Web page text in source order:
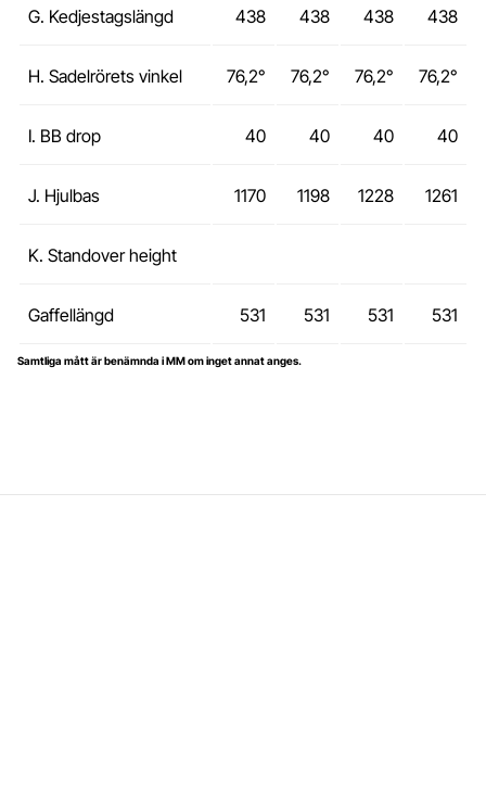
G. Kedjestagslängd 438 438 438 438
H. Sadelrörets vinkel 76,2° 76,2° 76,2° 76,2°
I. BB drop 40 40 40 40
J. Hjulbas 1170 1198 1228 1261
K. Standover height
Gaffellängd 531 531 531 531
Samtliga mått är benämnda i MM om inget annat anges.